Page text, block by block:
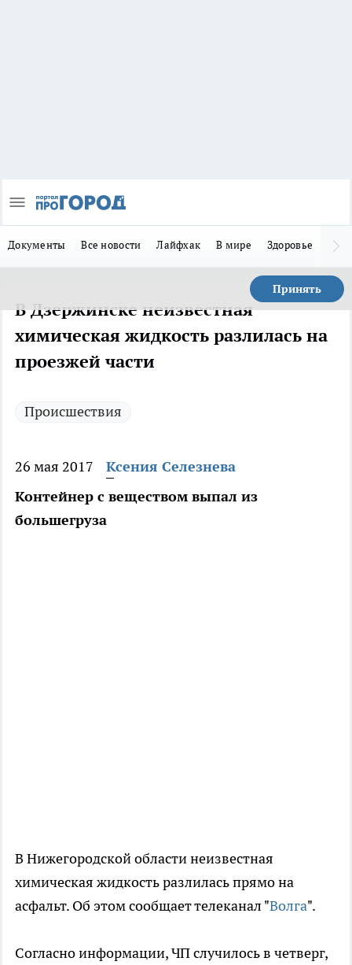
Документы Все новости Лайфхак В мире Здоровье
Принять
В Дзержинске неизвестная
химическая жидкость разлилась на
проезжей части
Происшествия
26 мая 2017
Ксения Селезнева
Контейнер с веществом выпал из
большегруза
В Нижегородской области неизвестная
химическая жидкость разлилась прямо на
асфальт. Об этом сообщает телеканал "Волга".
Согласно информации, ЧП случилось в четверг,